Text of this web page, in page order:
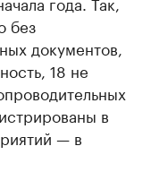
без
документов,
18 не
в
— в